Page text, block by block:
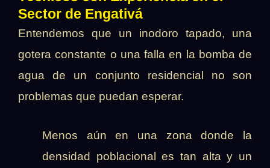
Sector de Engativá
Entendemos que un inodoro tapado, una
gotera constante o una falla en la bomba de
agua de un conjunto residencial no son
problemas que puedan esperar.
Menos aún en una zona donde la
densidad poblacional es tan alta y un